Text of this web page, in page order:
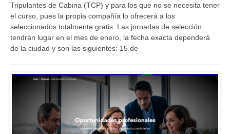
Tripulantes de Cabina (TCP) y para los que no se necesita tener
el curso, pues la propia compañía lo ofrecerá a los
seleccionados totalmente gratis. Las jornadas de selección
tendrán lugar en el mes de enero, la fecha exacta dependerá
de la ciudad y son las siguientes: 15 de